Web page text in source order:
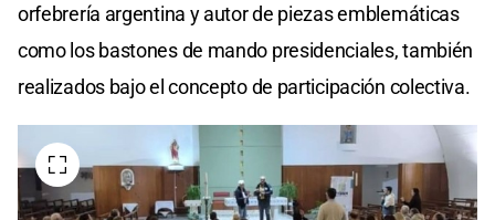
orfebrería argentina y autor de piezas emblemáticas
como los bastones de mando presidenciales, también
realizados bajo el concepto de participación colectiva.